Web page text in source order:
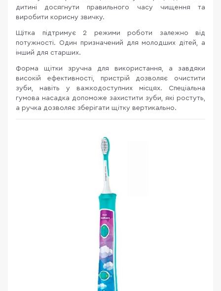
дитині досягнути правильного часу чищення та
виробити корисну звичку.
Щітка підтримує 2 режими роботи залежно від
потужності. Один призначений для молодших дітей, а
інший для старших.
Форма щітки зручна для використання, а завдяки
високій ефективності, пристрій дозволяє очистити
зуби, навіть у важкодоступних місцях. Спеціальна
гумова насадка допоможе захистити зуби, які ростуть,
а ручка дозволяє зберігати щітку вертикально.